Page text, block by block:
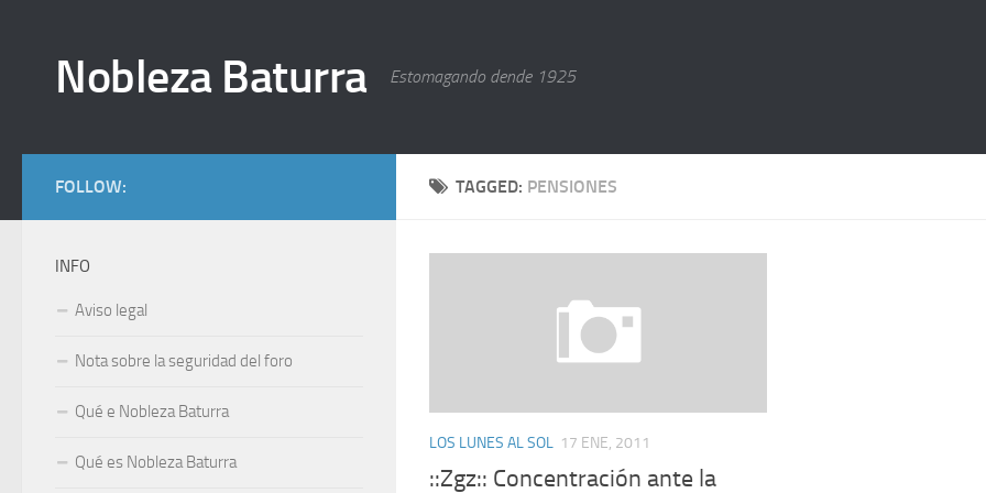
Nobleza Baturra Estomagando dende 1925
TAGGED: PENSIONES
LOS LUNES AL SOL 17 ENE, 2011
::Zgz:: Concentración ante la
FOLLOW:
INFO
Aviso legal
Nota sobre la seguridad del foro
Qué e Nobleza Baturra
Qué es Nobleza Baturra